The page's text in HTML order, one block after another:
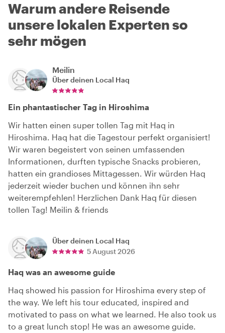
Warum andere Reisende
unsere lokalen Experten so
sehr mögen
Meilin
Über deinen Local Haq
Ein phantastischer Tag in Hiroshima
Wir hatten einen super tollen Tag mit Haq in
Hiroshima. Haq hat die Tagestour perfekt organisiert!
Wir waren begeistert von seinen umfassenden
Informationen, durften typische Snacks probieren,
hatten ein grandioses Mittagessen. Wir würden Haq
jederzeit wieder buchen und können ihn sehr
weiterempfehlen! Herzlichen Dank Haq für diesen
tollen Tag! Meilin & friends
Über deinen Local Haq
5 August 2026
Haq was an awesome guide
Haq showed his passion for Hiroshima every step of
the way. We left his tour educated, inspired and
motivated to pass on what we learned. He also took us
to a great lunch stop! He was an awesome guide.